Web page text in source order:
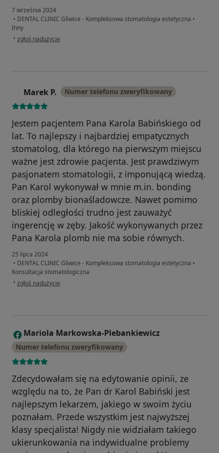
7 września 2024
• DENTAL CLINIC Gliwice - Kompleksowa stomatologia estetyczna •
Inny
• w opinii użytkownika Pacjent
zgłoś nadużycie
Marek P. Numer telefonu zweryfikowany
Jestem pacjentem Pana Karola Babińskiego od
lat. To najlepszy i najbardziej empatycznych
stomatolog, dla którego na pierwszym miejscu
ważne jest zdrowie pacjenta. Jest prawdziwym
pasjonatem stomatologii, z imponującą wiedzą.
Pan Karol wykonywał w mnie m.in. bonding
oraz plomby bionaśladowcze. Nawet pomimo
bliskiej odległości trudno jest zauważyć
ingerencję w zęby. Jakość wykonywanych przez
Pana Karola plomb nie ma sobie równych.
25 lipca 2024
• DENTAL CLINIC Gliwice - Kompleksowa stomatologia estetyczna •
Konsultacja stomatologiczna
• w opinii użytkownika Marek P.
zgłoś nadużycie
M Mariola Markowska-Plebankiewicz
Numer telefonu zweryfikowany
Zdecydowałam się na edytowanie opinii, ze
względu na to, że Pan dr Karol Babiński jest
najlepszym lekarzem, jakiego w swoim życiu
poznałam. Przede wszystkim jest najwyższej
klasy specjalista! Nigdy nie widziałam takiego
ukierunkowania na indywidualne problemy